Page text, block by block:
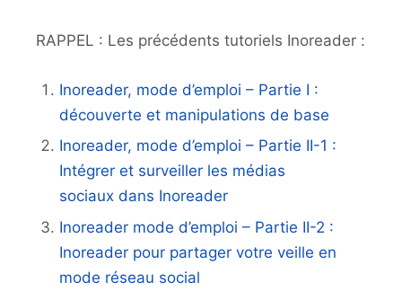
RAPPEL : Les précédents tutoriels Inoreader :
Inoreader, mode d’emploi – Partie I :
découverte et manipulations de base
Inoreader, mode d’emploi – Partie II-1 :
Intégrer et surveiller les médias
sociaux dans Inoreader
Inoreader mode d’emploi – Partie II-2 :
Inoreader pour partager votre veille en
mode réseau social